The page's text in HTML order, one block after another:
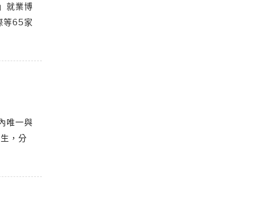
就業博
等65家
唯一與
，分